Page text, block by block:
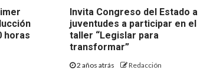
horas
Invita Congreso del Estado a
juventudes a participar en el
taller “Legislar para
transformar”
2 años atrás Redacción